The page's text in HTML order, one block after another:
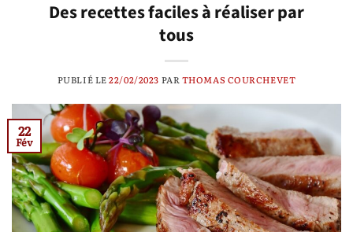
Des recettes faciles à réaliser par
tous
PUBLIÉ LE22/02/2023 PAR THOMAS COURCHEVET
22
Fév